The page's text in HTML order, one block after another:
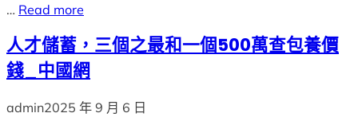
… Read more
人才儲蓄，三個之最和一個500萬查包養價
錢_中國網
admin2025 年 9 月 6 日